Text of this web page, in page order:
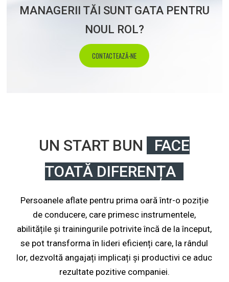
MANAGERII TĂI SUNT GATA PENTRU
NOUL ROL?
CONTACTEAZĂ-NE
UN START BUN
FACE
TOATĂ DIFERENȚA
Persoanele aflate pentru prima oară într-o poziție
de conducere, care primesc instrumentele,
abilitățile și trainingurile potrivite încă de la început,
se pot transforma în lideri eficienți care, la rândul
lor, dezvoltă angajați implicați și productivi ce aduc
rezultate pozitive companiei.